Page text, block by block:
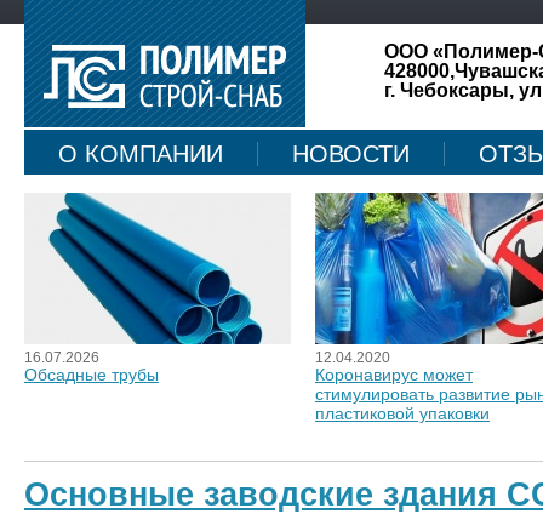
ООО «Полимер-
г. Чебоксары,
О КОМПАНИИ НОВОСТИ
КАРТА САЙТА
16.07.2026
Обсадные трубы
12.04.2020
Коронавирус может
стимулировать развитие
пластиковой упаковки
Основные заводские здания